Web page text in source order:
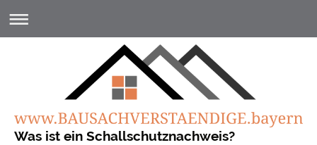
Was ist ein Schallschutznachweis?